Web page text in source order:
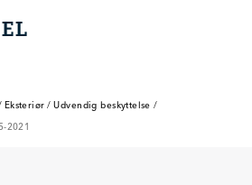
Eksteriør / Udvendig beskyttelse /
2021